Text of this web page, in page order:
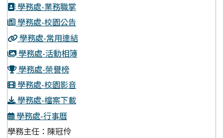
學務處-業務職掌
學務處-校園公告
學務處-常用連結
學務處-活動相簿
學務處-榮譽榜
學務處-校園影音
學務處-檔案下載
學務處-行事曆
學務主任：陳冠伶